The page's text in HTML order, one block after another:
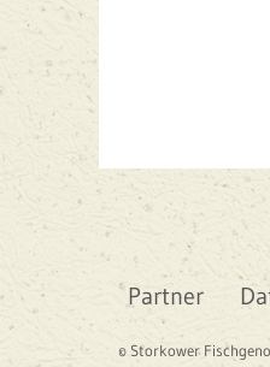
Partner
© Storkower